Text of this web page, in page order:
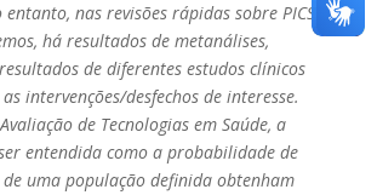
nas revisões rápidas sobre PICS
há resultados de metanálises,
de diferentes estudos clínicos
intervenções/desfechos de interesse.
de Tecnologias em Saúde, a
ser entendida como a probabilidade de
uma população definida obtenham